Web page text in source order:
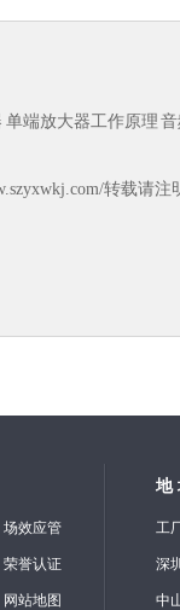
单端放大器工作原理
转载请注
场效应管
荣誉认证
网站地图
地
工
深
中